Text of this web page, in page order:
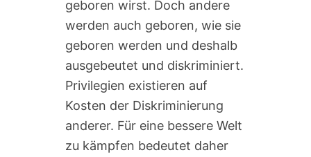
geboren wirst. Doch andere
werden auch geboren, wie sie
geboren werden und deshalb
ausgebeutet und diskriminiert.
Privilegien existieren auf
Kosten der Diskriminierung
anderer. Für eine bessere Welt
zu kämpfen bedeutet daher